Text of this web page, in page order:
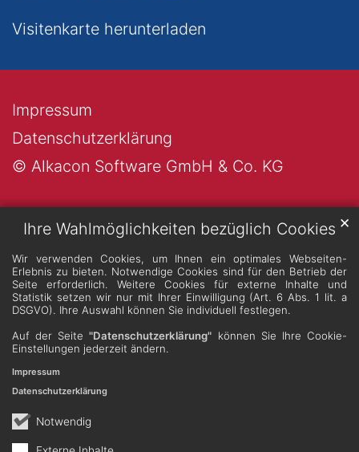
Ihre Wahlmöglichkeiten bezüglich Cookies
Wir verwenden Cookies, um Ihnen ein optimales Webseiten-
Erlebnis zu bieten. Notwendige Cookies sind für den Betrieb der
Seite erforderlich. Weitere Cookies für externe Inhalte und
Statistik setzen wir nur mit Ihrer Einwilligung (Art. 6 Abs. 1 lit. a
DSGVO). Ihre Auswahl können Sie individuell festlegen.
Auf der Seite"Datenschutzerklärung" können Sie Ihre Cookie-
Einstellungen jederzeit ändern.
Notwendig
✕
Impressum
Datenschutzerklärung
Visitenkarte herunterladen
© Alkacon Software GmbH & Co. KG
Datenschutzerklärung
Impressum